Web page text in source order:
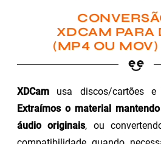
XDCAM PARA
(MP4 OU MOV)
XDCam usa discos/cartões e
Extraímos o material
áudio originais, ou